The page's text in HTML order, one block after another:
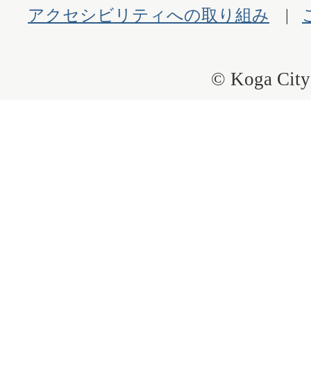
アクセシビリティへの取り組み
© Koga City